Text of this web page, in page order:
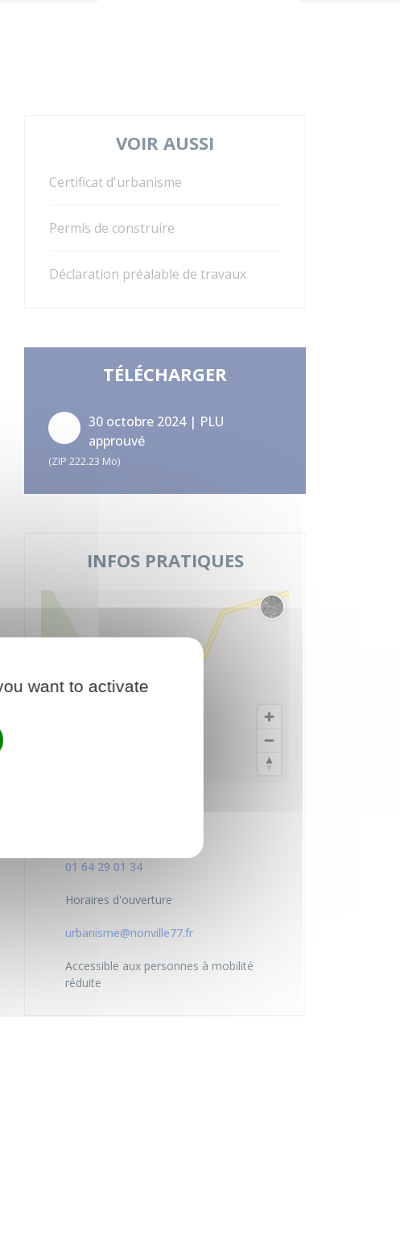
VOIR AUSSI
Certificat d'urbanisme
Permis de construire
Déclaration préalable de travaux
TÉLÉCHARGER
30 octobre 2024 | PLU
approuvé
(ZIP 222.23 Mo)
INFOS PRATIQUES
Changer le fond de carte
01 64 29 01 34
Horaires d'ouverture
urbanisme@nonville77.fr
Accessible aux personnes à mobilité
réduite
want to activate